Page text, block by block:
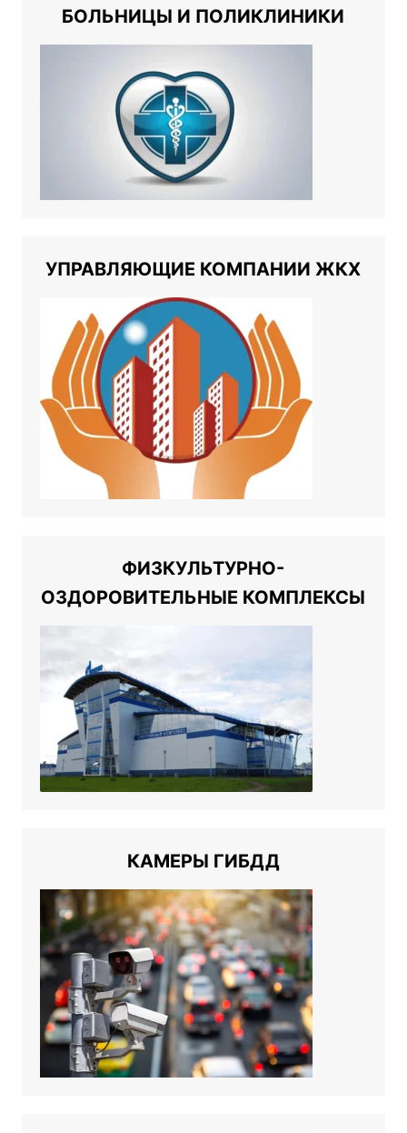
БОЛЬНИЦЫ И ПОЛИКЛИНИКИ
УПРАВЛЯЮЩИЕ КОМПАНИИ ЖКХ
ФИЗКУЛЬТУРНО-
ОЗДОРОВИТЕЛЬНЫЕ КОМПЛЕКСЫ
КАМЕРЫ ГИБДД